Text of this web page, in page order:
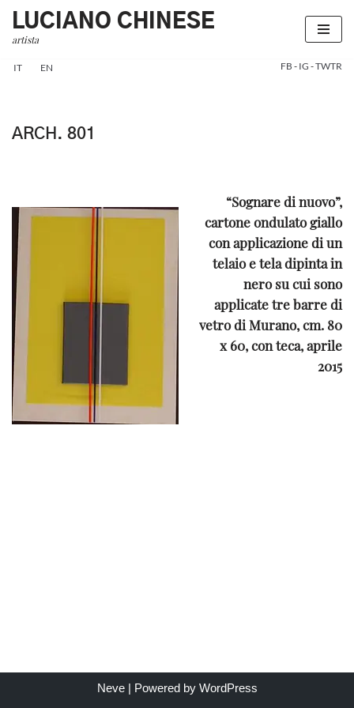
Vai
al
LUCIANO CHINESE
artista
IT EN FB - IG -TWTR
ARCH. 801
“Sognare di nuovo”,
cartone ondulato giallo
con applicazione di un
telaio e tela dipinta in
nero su cui sono
applicate tre barre di
vetro di Murano, cm. 80
x 60, con teca, aprile
2015
Neve| Powered by WordPress